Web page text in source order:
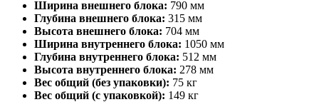
Ширина внешнего блока: 790 мм
Глубина внешнего блока: 315 мм
Высота внешнего блока: 704 мм
Ширина внутреннего блока: 1050 мм
Глубина внутреннего блока: 512 мм
Высота внутреннего блока: 278 мм
Вес общий (без упаковки): 75 кг
Вес общий (с упаковкой): 149 кг